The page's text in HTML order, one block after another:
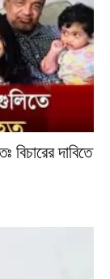
বিচারের দাবিতে